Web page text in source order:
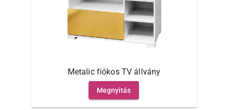
Metalic fiókos TV állvány
Megnyitás